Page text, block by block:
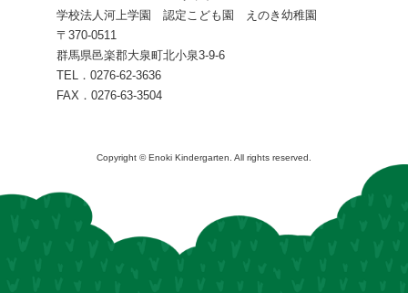
学校法人河上学園 認定こども園 えのき幼稚園
〒370-0511
群馬県邑楽郡大泉町北小泉3-9-6
TEL．0276-62-3636
FAX．0276-63-3504
Copyright © Enoki Kindergarten. All rights reserved.